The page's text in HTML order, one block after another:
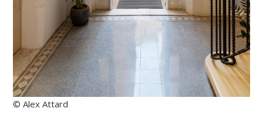
© Alex Attard